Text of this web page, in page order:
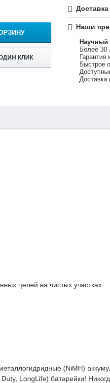
КЛИК
Доставка
Наши
Научный
Более 30
Гарантия
Быстрое
целей на чистых участках.
(NiMH)
LongLife) батарейки!